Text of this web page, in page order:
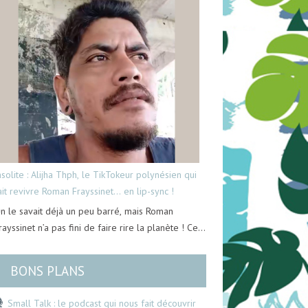
: Alijha Thph, le TikTokeur polynésien qui
revivre Roman Frayssinet… en lip-sync !
le savait déjà un peu barré, mais Roman
n’a pas fini de faire rire la planète ! Ce…
BONS PLANS
Small Talk : le podcast qui nous fait découvrir